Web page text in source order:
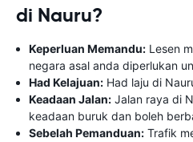
di Nauru?
Keperluan Memandu: Lesen
negara asal anda diperlukan
Had Kelajuan: Had laju di
Keadaan Jalan: Jalan raya di
keadaan buruk dan boleh
Sebelah Pemanduan: Trafik